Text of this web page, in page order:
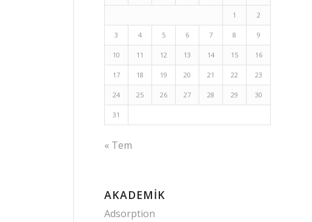
1 2
3 4 5 6 7 8 9
10 11 12 13 14 15 16
17 18 19 20 21 22 23
24 25 26 27 28 29 30
31
« Tem
AKADEMIK
Adsorption